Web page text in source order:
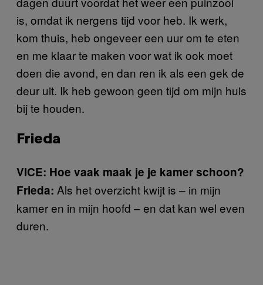
is, omdat ik nergens tijd voor heb. Ik werk,
kom thuis, heb ongeveer een uur om te eten
en me klaar te maken voor wat ik ook moet
doen die avond, en dan ren ik als een gek de
deur uit. Ik heb gewoon geen tijd om mijn huis
bij te houden.
Frieda
VICE: Hoe vaak maak je je kamer schoon?
Frieda: Als het overzicht kwijt is – in mijn
kamer en in mijn hoofd – en dat kan wel even
duren.